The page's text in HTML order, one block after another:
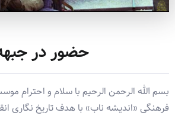
حضور در
بسم الله الرحمن الرحیم با سلام و احترام
فرهنگی «اندیشه ناب» با هدف تاریخ نگاری